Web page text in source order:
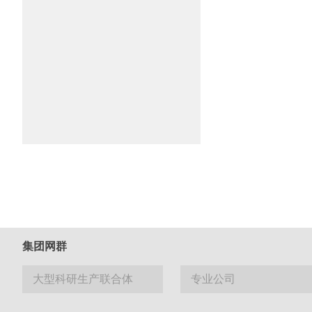
集团网群
大型科研生产联合体 专业公司